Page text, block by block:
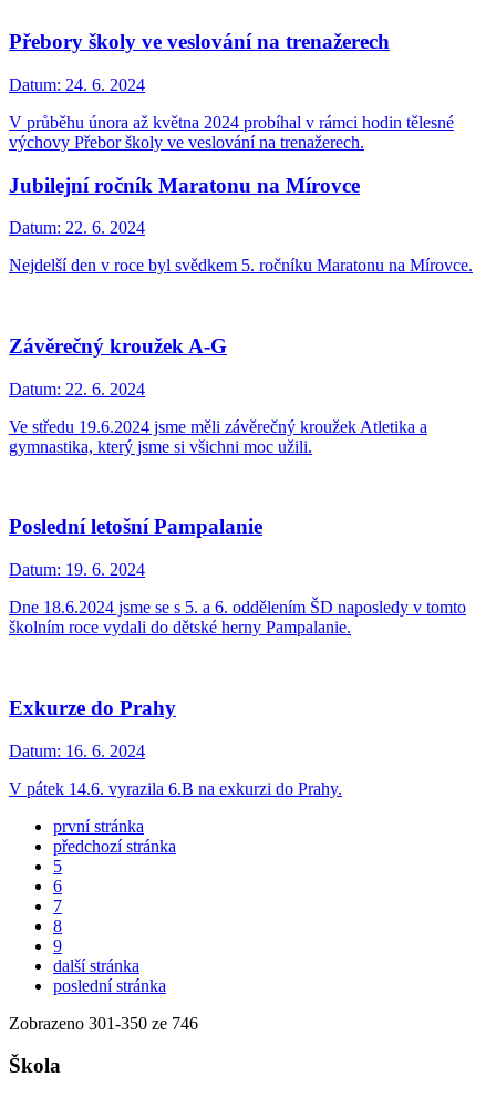
Přebory školy ve veslování na trenažerech
Datum: 24. 6. 2024
V průběhu února až května 2024 probíhal v rámci hodin tělesné
výchovy Přebor školy ve veslování na trenažerech.
Jubilejní ročník Maratonu na Mírovce
Datum: 22. 6. 2024
Nejdelší den v roce byl svědkem 5. ročníku Maratonu na Mírovce.
Závěrečný kroužek A-G
Datum: 22. 6. 2024
Ve středu 19.6.2024 jsme měli závěrečný kroužek Atletika a
gymnastika, který jsme si všichni moc užili.
Poslední letošní Pampalanie
Datum: 19. 6. 2024
Dne 18.6.2024 jsme se s 5. a 6. oddělením ŠD naposledy v tomto
školním roce vydali do dětské herny Pampalanie.
Exkurze do Prahy
Datum: 16. 6. 2024
V pátek 14.6. vyrazila 6.B na exkurzi do Prahy.
první stránka
předchozí stránka
5
6
7
8
9
další stránka
poslední stránka
Zobrazeno 301-350 ze 746
Škola